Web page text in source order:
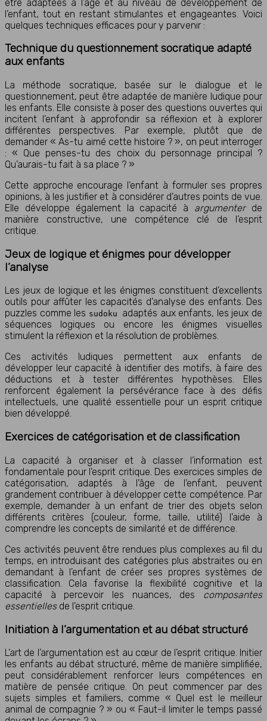
être adaptées à l’âge et au niveau de développement de
l’enfant, tout en restant stimulantes et engageantes. Voici
quelques techniques efficaces pour y parvenir :
Technique du questionnement socratique adapté
aux enfants
La méthode socratique, basée sur le dialogue et le
questionnement, peut être adaptée de manière ludique pour
les enfants. Elle consiste à poser des questions ouvertes qui
incitent l’enfant à approfondir sa réflexion et à explorer
différentes perspectives. Par exemple, plutôt que de
demander « As-tu aimé cette histoire ? », on peut interroger
: « Que penses-tu des choix du personnage principal ?
Qu’aurais-tu fait à sa place ? »
Cette approche encourage l’enfant à formuler ses propres
opinions, à les justifier et à considérer d’autres points de vue.
Elle développe également la capacité à argumenter de
manière constructive, une compétence clé de l’esprit
critique.
Jeux de logique et énigmes pour développer
l’analyse
Les jeux de logique et les énigmes constituent d’excellents
outils pour affûter les capacités d’analyse des enfants. Des
puzzles comme les sudoku adaptés aux enfants, les jeux de
séquences logiques ou encore les énigmes visuelles
stimulent la réflexion et la résolution de problèmes.
Ces activités ludiques permettent aux enfants de
développer leur capacité à identifier des motifs, à faire des
déductions et à tester différentes hypothèses. Elles
renforcent également la persévérance face à des défis
intellectuels, une qualité essentielle pour un esprit critique
bien développé.
Exercices de catégorisation et de classification
La capacité à organiser et à classer l’information est
fondamentale pour l’esprit critique. Des exercices simples de
catégorisation, adaptés à l’âge de l’enfant, peuvent
grandement contribuer à développer cette compétence. Par
exemple, demander à un enfant de trier des objets selon
différents critères (couleur, forme, taille, utilité) l’aide à
comprendre les concepts de similarité et de différence.
Ces activités peuvent être rendues plus complexes au fil du
temps, en introduisant des catégories plus abstraites ou en
demandant à l’enfant de créer ses propres systèmes de
classification. Cela favorise la flexibilité cognitive et la
capacité à percevoir les nuances, des composantes
essentielles de l’esprit critique.
Initiation à l’argumentation et au débat structuré
L’art de l’argumentation est au cœur de l’esprit critique. Initier
les enfants au débat structuré, même de manière simplifiée,
peut considérablement renforcer leurs compétences en
matière de pensée critique. On peut commencer par des
sujets simples et familiers, comme « Quel est le meilleur
animal de compagnie ? » ou « Faut-il limiter le temps passé